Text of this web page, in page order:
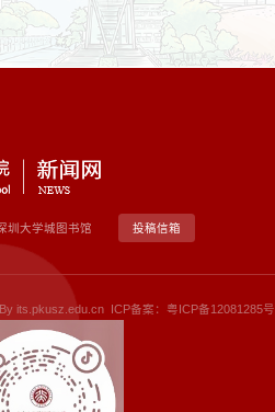
圳大学城图书馆 投稿信箱
its.pkusz.edu.cn ICP备案：粤ICP备12081285号